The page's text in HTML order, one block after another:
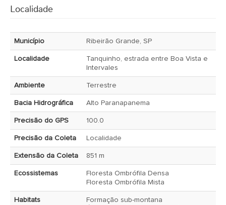
Localidade
Município Ribeirão Grande, SP
Localidade
Tanquinho, estrada entre Boa Vista e
Intervales
Ambiente Terrestre
Bacia Hidrográfica Alto Paranapanema
Precisão do GPS 100.0
Precisão da Coleta Localidade
Extensão da Coleta 851 m
Ecossistemas
Floresta Ombrófila Densa
Floresta Ombrófila Mista
Habitats
Formação sub-montana